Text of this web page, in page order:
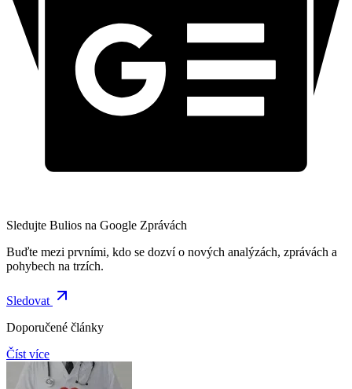
Sledujte Bulios na Google Zprávách
Buďte mezi prvními, kdo se dozví o nových analýzách, zprávách a
pohybech na trzích.
Sledovat
Doporučené články
Číst více